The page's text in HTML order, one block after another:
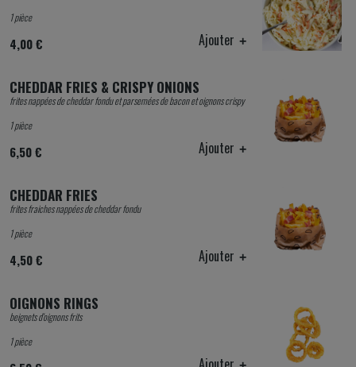
1 pièce
4,00 € Ajouter
CHEDDAR FRIES & CRISPY ONIONS
frites nappées de cheddar fondu et parsemées de bacon et oignons crispy
1 pièce
6,50 € Ajouter
CHEDDAR FRIES
frites fraiches nappées de cheddar fondu
1 pièce
4,50 € Ajouter
OIGNONS RINGS
beignets d'oignons frits
1 pièce